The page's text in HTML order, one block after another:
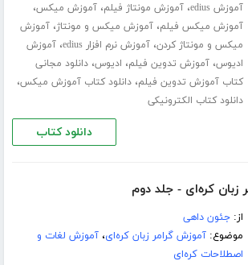
آموزش edius ،آموزش مونتاژ فیلم،آموزش میکس،
آموزش میکس فیلم،آموزش میکس و مونتاژ،آموزش
میکس و مونتاژ کردن،آموزش نرم افزار edius ،آموزش
ادیوس،آموزش تدوین فیلم، ادیوس،دانلود مجانی
کتاب آموزش تدوین فیلم،دانلود کتاب آموزش میکس،
دانلود کتاب الکترونیکی
دانلود کتاب
زبان کره‌ای - جلد دوم
از:جئون داهی
موضوع:آموزش گرامر زبان کره‌ای،آموزش لغات و
اصطلاحات کره‌ای